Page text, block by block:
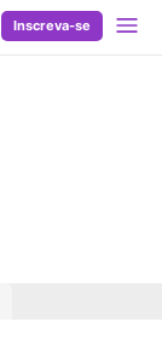
Inscreva-se